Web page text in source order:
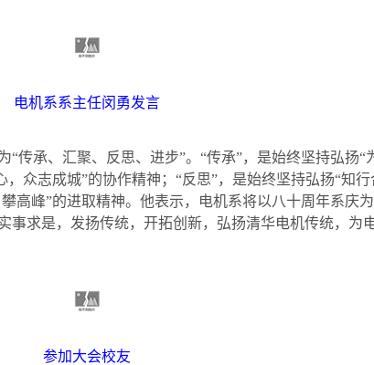
电机系系主任闵勇发言
承、汇聚、反思、进步”。“传承”，是始终坚持弘扬“
众志成城”的协作精神；“反思”，是始终坚持弘扬“知
高峰”的进取精神。他表示，电机系将以八十周年系庆
事求是，发扬传统，开拓创新，弘扬清华电机传统，为
参加大会校友